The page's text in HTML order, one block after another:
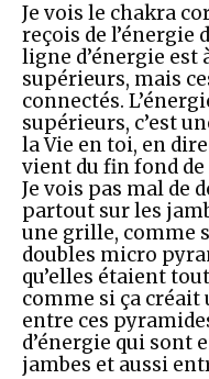
Je vois le chakra
reçois de l’énergie
ligne d’énergie est
supérieurs, mais
connectés.
supérieurs, c’est
la Vie en toi, en
vient du fin fond
Je vois pas mal de
partout sur les
une grille, comme
doubles micro
qu’elles étaient
comme si ça
entre ces
d’énergie qui sont
jambes et aussi